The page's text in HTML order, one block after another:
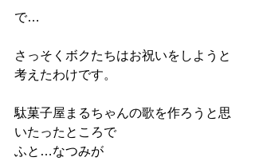
で…
さっそくボクたちはお祝いをしようと
考えたわけです。
駄菓子屋まるちゃんの歌を作ろうと思
いたったところで
ふと…なつみが